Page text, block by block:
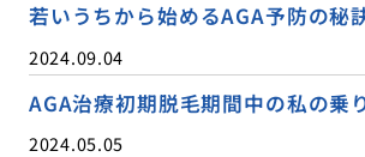
若いうちから始めるAGA予防の秘
2024.09.04
AGA治療初期脱毛期間中の私の乗
2024.05.05